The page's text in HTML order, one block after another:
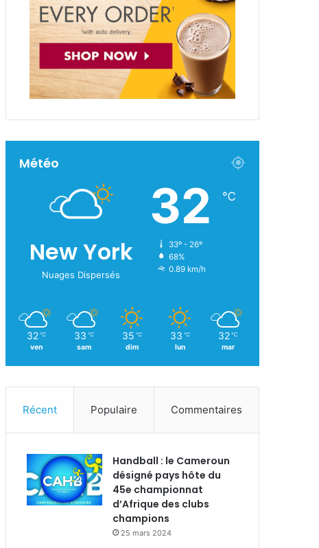
Météo
New York
Nuages Dispersés
32 ℃
33º - 26º
68%
0.89 km/h
32 ℃
ven
33 ℃
sam
35 ℃
dim
33 ℃
lun
32 ℃
mar
Récent Populaire Commentaires
Handball : le Cameroun
désigné pays hôte du
45e championnat
d’Afrique des clubs
champions
25 mars 2024